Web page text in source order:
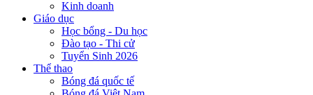
Kinh doanh
Giáo dục
Học bổng - Du học
Đào tạo - Thi cử
Tuyển Sinh 2026
Thể thao
Bóng đá quốc tế